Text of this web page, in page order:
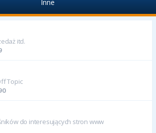
Inne
itd.
Topic
do interesujących stron www